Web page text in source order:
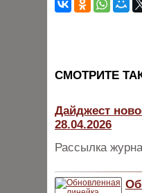
CМОТРИТЕ
Дайджест
28.04.2026
Рассылка